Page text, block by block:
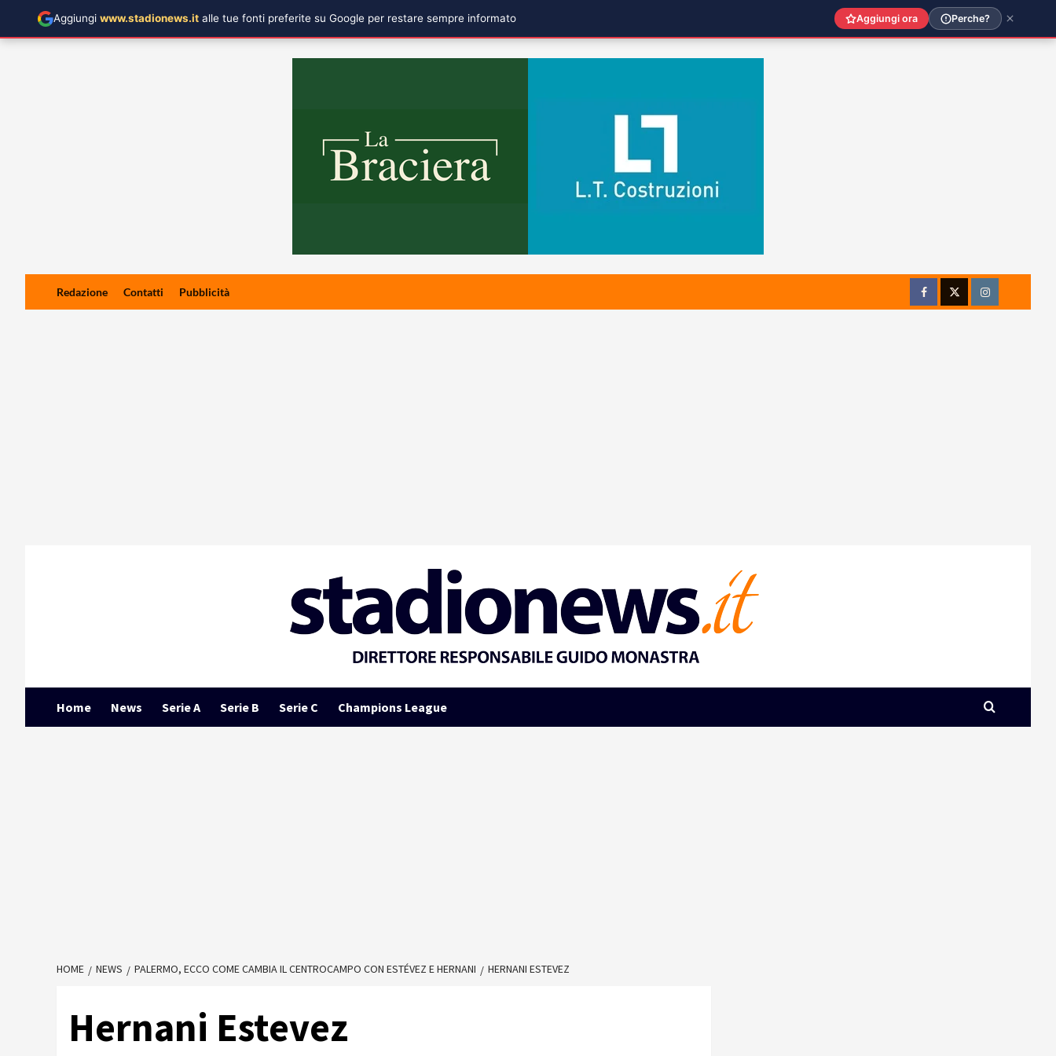
Redazione Contatti Pubblicità
FacebookTwitterInstagram
Home News Serie A Serie B Serie C Champions League
HOME NEWS PALERMO, ECCO COME CAMBIA IL CENTROCAMPO CON ESTÉVEZ E HERNANI HERNANI ESTEVEZ
Hernani Estevez
Aggiungi www.stadionews.it alle tue fonti preferite su Google per restare sempre informato Aggiungi ora Perche?